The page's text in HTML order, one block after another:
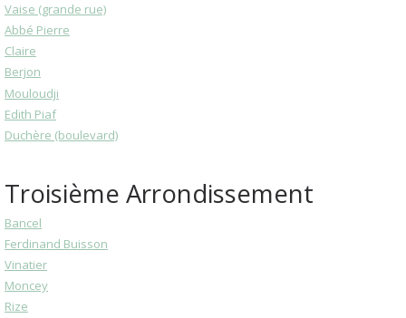
Vaise (grande rue)
Abbé Pierre
Claire
Berjon
Mouloudji
Edith Piaf
Duchère (boulevard)
Troisième Arrondissement
Bancel
Ferdinand Buisson
Vinatier
Moncey
Rize